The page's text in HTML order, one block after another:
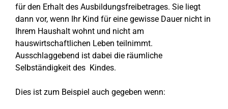
für den Erhalt des Ausbildungsfreibetrages. Sie liegt
dann vor, wenn Ihr Kind für eine gewisse Dauer nicht in
Ihrem Haushalt wohnt und nicht am
hauswirtschaftlichen Leben teilnimmt.
Ausschlaggebend ist dabei die räumliche
Selbständigkeit des Kindes.
Dies ist zum Beispiel auch gegeben wenn: